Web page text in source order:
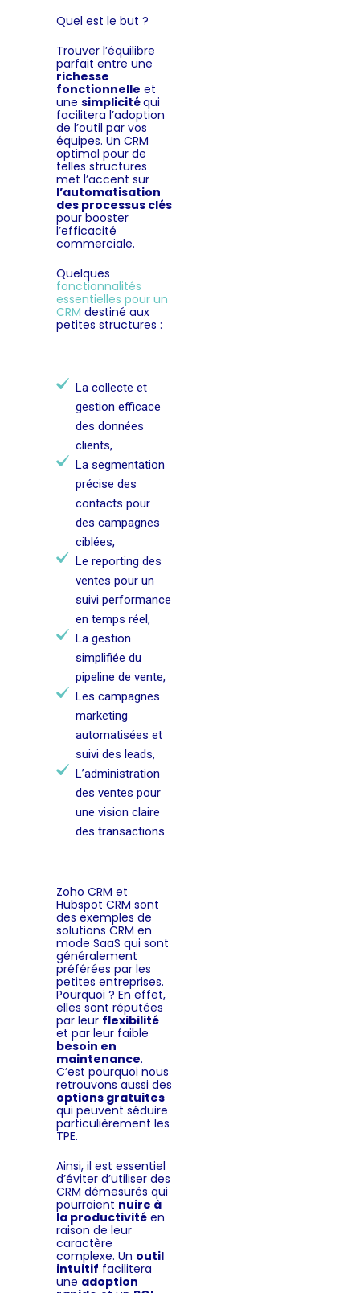
Quel est le but ?
Trouver l’équilibre
parfait entre une
richesse
fonctionnelle et
une simplicitéqui
facilitera l’adoption
de l’outil par vos
équipes. Un CRM
optimal pour de
telles structures
met l’accent sur
l’automatisation
des processus clés
pour booster
l’efficacité
commerciale.
Quelques
fonctionnalités
essentielles pour un
CRM destiné aux
petites structures :
La collecte et
gestion efficace
des données
clients,
La segmentation
précise des
contacts pour
des campagnes
ciblées,
Le reporting des
ventes pour un
suivi performance
en temps réel,
La gestion
simplifiée du
pipeline de vente,
Les campagnes
marketing
automatisées et
suivi des leads,
L’administration
des ventes pour
une vision claire
des transactions.
Zoho CRM et
Hubspot CRM sont
des exemples de
solutions CRM en
mode SaaS qui sont
généralement
préférées par les
petites entreprises.
Pourquoi ? En effet,
elles sont réputées
par leur flexibilité
et par leur faible
besoin en
maintenance.
C’est pourquoi nous
retrouvons aussi des
options gratuites
qui peuvent séduire
particulièrement les
TPE.
Ainsi, il est essentiel
d’éviter d’utiliser des
CRM démesurés qui
pourraient nuire à
la productivité en
raison de leur
caractère
complexe. Un outil
intuitif facilitera
une adoption